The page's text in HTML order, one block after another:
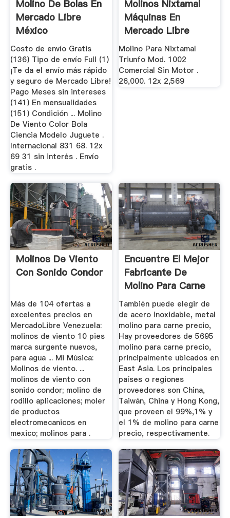
Molino De Bolas En
Mercado Libre
México
Costo de envío Gratis
(136) Tipo de envío Full (1)
¡Te da el envío más rápido
y seguro de Mercado Libre!
Pago Meses sin intereses
(141) En mensualidades
(151) Condición ... Molino
De Viento Color Bola
Ciencia Modelo Juguete .
Internacional 831 68. 12x
69 31 sin interés . Envío
gratis .
Molinos Nixtamal
Máquinas En
Mercado Libre
México
Molino Para Nixtamal
Triunfo Mod. 1002
Comercial Sin Motor .
26,000. 12x 2,569
Molinos De Viento
Con Sonido Condor
Más de 104 ofertas a
excelentes precios en
MercadoLibre Venezuela:
molinos de viento 10 pies
marca surgente nuevos,
para agua ... Mi Música:
Molinos de viento. ...
molinos de viento con
sonido condor; molino de
rodillo aplicaciones; moler
de productos
electromecanicos en
mexico; molinos para .
Encuentre El Mejor
Fabricante De
Molino Para Carne
Precio ...
También puede elegir de
de acero inoxidable, metal
molino para carne precio,
Hay proveedores de 5695
molino para carne precio,
principalmente ubicados en
East Asia. Los principales
países o regiones
proveedores son China,
Taiwán, China y Hong Kong,
que proveen el 99%,1% y
el 1% de molino para carne
precio, respectivamente.